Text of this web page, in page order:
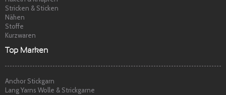
Stricken & Sticken
Nähen
Stoffe
Kurzwaren
Top Marken
Anchor Stickgarn
Lang Yarns Wolle & Strickgarne